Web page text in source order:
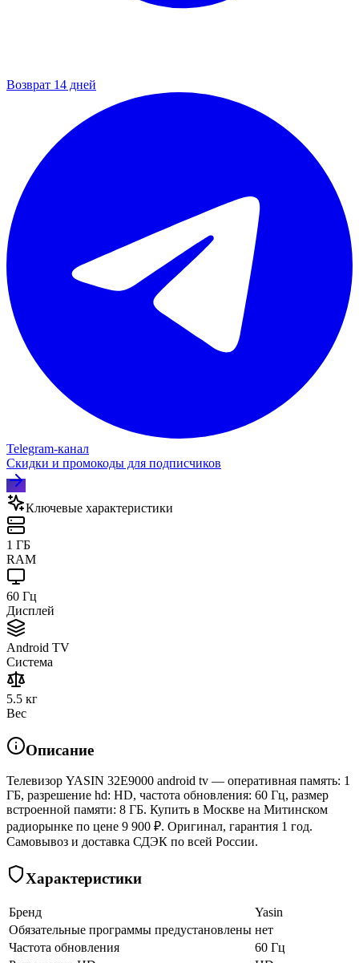
Возврат 14 дней
Telegram‑канал
Скидки и промокоды для подписчиков
Ключевые характеристики
1 ГБ
RAM
60 Гц
Дисплей
Android TV
Система
5.5 кг
Вес
Описание
Телевизор YASIN 32E9000 android tv — оперативная память: 1
ГБ, разрешение hd: HD, частота обновления: 60 Гц, размер
встроенной памяти: 8 ГБ. Купить в Москве на Митинском
радиорынке по цене 9 900 ₽. Оригинал, гарантия 1 год.
Самовывоз и доставка СДЭК по всей России.
Характеристики
Бренд
Yasin
Обязательные программы предустановлены нет
Частота обновления
60 Гц